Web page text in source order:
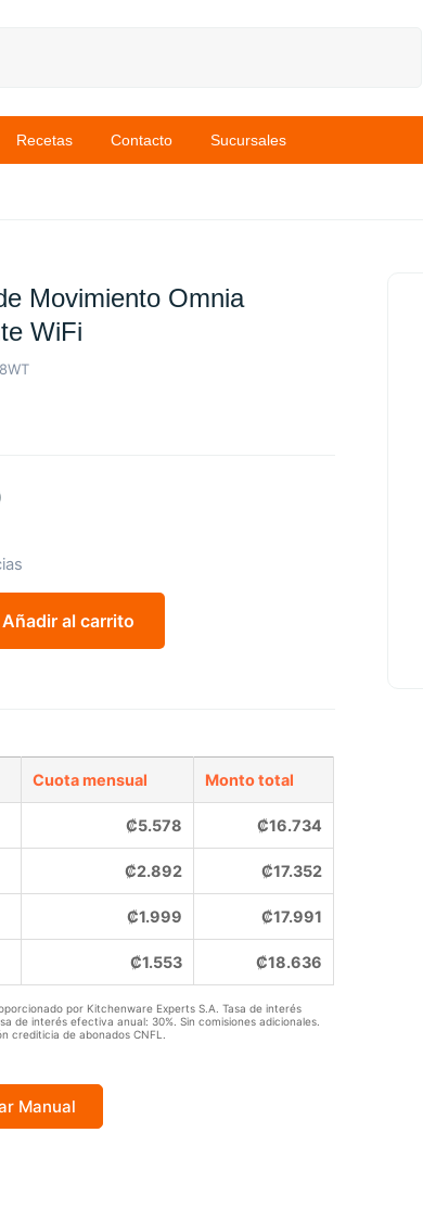
Recetas Contacto Sucursales
Movimiento Omnia
WiFi
Añadir al carrito
Cuota mensual Monto total
₡5.578 ₡16.734
₡2.892 ₡17.352
₡1.999 ₡17.991
₡1.553 ₡18.636
por Kitchenware Experts S.A. Tasa de interés
de interés efectiva anual: 30%. Sin comisiones adicionales.
crediticia de abonados CNFL.
Manual